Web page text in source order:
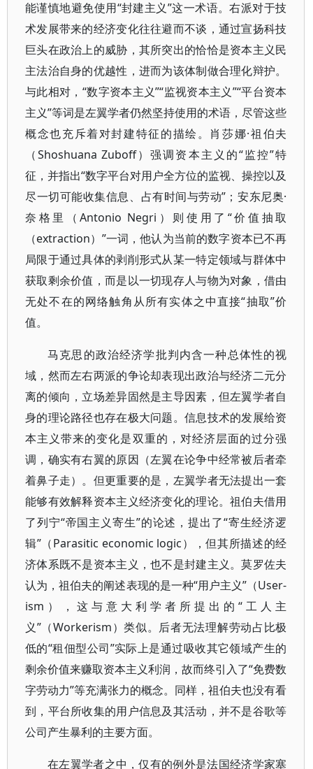
能谨慎地避免使用“封建主义”这一术语。右派对于技
术发展带来的经济变化往往避而不谈，通过宣扬科技
巨头在政治上的威胁，其所突出的恰恰是资本主义民
主法治自身的优越性，进而为该体制做合理化辩护。
与此相对，“数字资本主义”“监视资本主义”“平台资本
主义”等词是左翼学者仍然坚持使用的术语，尽管这些
概念也充斥着对封建特征的描绘。肖莎娜·祖伯夫
（Shoshuana Zuboff）强调资本主义的“监控”特
征，并指出“数字平台对用户全方位的监视、操控以及
尽一切可能收集信息、占有时间与劳动”；安东尼奥·
奈格里（Antonio Negri）则使用了“价值抽取
（extraction）”一词，他认为当前的数字资本已不再
局限于通过具体的剥削形式从某一特定领域与群体中
获取剩余价值，而是以一切现存人与物为对象，借由
无处不在的网络触角从所有实体之中直接“抽取”价
值。
马克思的政治经济学批判内含一种总体性的视
域，然而左右两派的争论却表现出政治与经济二元分
离的倾向，立场差异固然是主导因素，但左翼学者自
身的理论路径也存在极大问题。信息技术的发展给资
本主义带来的变化是双重的，对经济层面的过分强
调，确实有右翼的原因（左翼在论争中经常被后者牵
着鼻子走）。但更重要的是，左翼学者无法提出一套
能够有效解释资本主义经济变化的理论。祖伯夫借用
了列宁“帝国主义寄生”的论述，提出了“寄生经济逻
辑”（Parasitic economic logic），但其所描述的经
济体系既不是资本主义，也不是封建主义。莫罗佐夫
认为，祖伯夫的阐述表现的是一种“用户主义”（User-
ism），这与意大利学者所提出的“工人主
义”（Workerism）类似。后者无法理解劳动占比极
低的“租佃型公司”实际上是通过吸收其它领域产生的
剩余价值来赚取资本主义利润，故而终引入了“免费数
字劳动力”等充满张力的概念。同样，祖伯夫也没有看
到，平台所收集的用户信息及其活动，并不是谷歌等
公司产生暴利的主要方面。
在左翼学者之中，仅有的例外是法国经济学家塞